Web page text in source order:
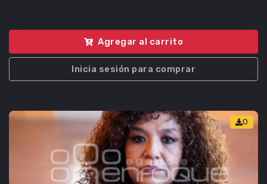
Agregar al carrito
Inicia sesión para comprar
0